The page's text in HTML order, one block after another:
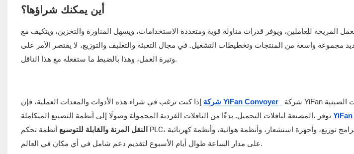
أين يمكنك شراؤها؟
المريحة للعاملين، ويوفر قدرات مناولة قوية ومتعددة الاستخدامات، ويسهل المناورة والتخزين، ويتكيف مع
وتيرة العمل، وهذا بالضبط ما ستفعله مع هذا الناقل.
إذا كنت ترغب في شراء هذه الأدوات والمعدات العملية، فإن شركة YiFan Convoyer
شركة YiFan بائع موثوق، وهي من بين أفضل الشركات الصينية
المصنعة لناقلات التحميل. بدءًا من الناقلات الفردية المحمولة وصولًا إلى أنظمة التصنيع المتكاملة،
توفر
النقل المرنة والقابلة للتوسيع
على مدار الساعة طوال أيام الأسبوع لتقديم دعم شامل في أي مكان في العالم.